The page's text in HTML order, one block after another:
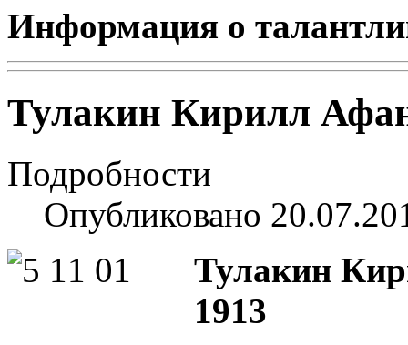
Информация о
Тулакин Кирилл
Подробности
Опубликовано
Тулакин
1913